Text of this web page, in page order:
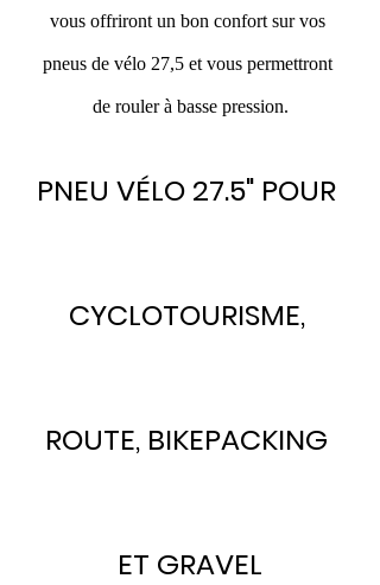
vous offriront un bon confort sur vos
pneus de vélo 27,5 et vous permettront
de rouler à basse pression.
PNEU VÉLO 27.5" POUR
CYCLOTOURISME,
ROUTE, BIKEPACKING
ET GRAVEL